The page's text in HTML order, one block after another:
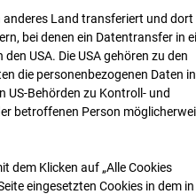
anderes Land transferiert und dort
bei denen ein Datentransfer in
USA. Die USA gehören zu den
die personenbezogenen Daten
US-Behörden zu Kontroll- und
betroffenen Person
dem Klicken auf „Alle Cookies
eingesetzten Cookies in dem in